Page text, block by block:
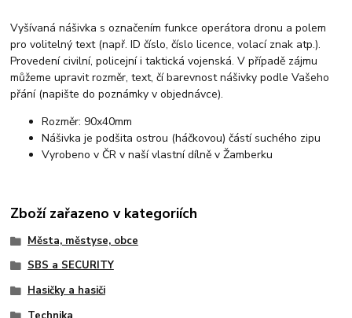
Vyšívaná nášivka s označením funkce operátora dronu a polem
pro volitelný text (např. ID číslo, číslo licence, volací znak atp.).
Provedení civilní, policejní i taktická vojenská. V případě zájmu
můžeme upravit rozměr, text, čí barevnost nášivky podle Vašeho
přání (napište do poznámky v objednávce).
Rozměr: 90x40mm
Nášivka je podšita ostrou (háčkovou) částí suchého zipu
Vyrobeno v ČR v naší vlastní dílně v Žamberku
Zboží zařazeno v kategoriích
Města, městyse, obce
SBS a SECURITY
Hasičky a hasiči